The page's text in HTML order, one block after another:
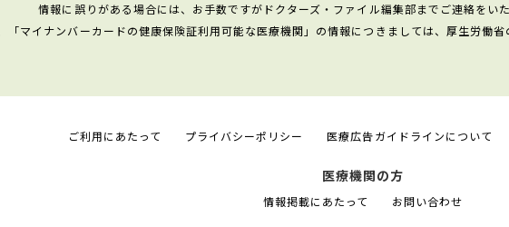
情報に誤りがある場合には、お手数ですがドクターズ・ファイル編集部までご連絡をい
「マイナンバーカードの健康保険証利用可能な医療機関」の情報につきましては、厚生労働省
ご利用にあたって プライバシーポリシー 医療広告ガイドラインについて
医療機関の方
情報掲載にあたって お問い合わせ